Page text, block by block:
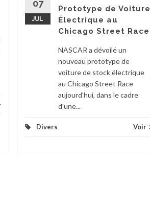
07
JUL
Prototype de Voiture
Électrique au
Chicago Street Race
NASCAR a dévoilé un
nouveau prototype de
voiture de stock électrique
au Chicago Street Race
aujourd'hui, dans le cadre
d'une...
Divers Voir